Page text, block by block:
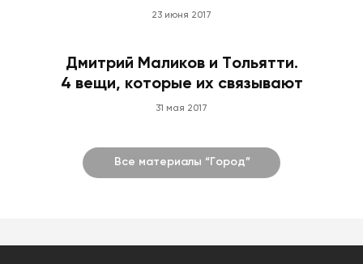
23 июня 2017
Дмитрий Маликов и Тольятти.
4 вещи, которые их связывают
31 мая 2017
Все материалы “Город”